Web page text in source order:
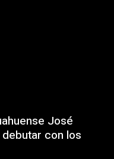
José
con los